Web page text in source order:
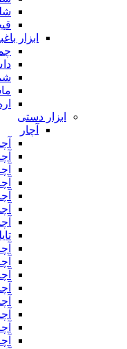
ابزار
ابزار دستی
آچار